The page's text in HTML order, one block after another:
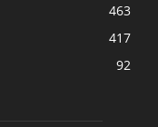
463
417
92